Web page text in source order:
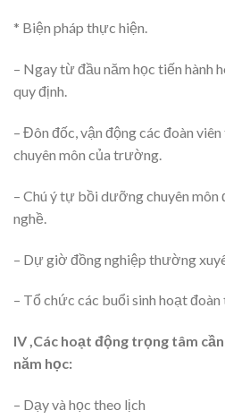
* Biện pháp thực hiện.
– Ngay từ đầu năm học tiến hành
quy định.
– Đôn đốc, vận động các đoàn
chuyên môn của trường.
– Chú ý tự bồi dưỡng chuyên môn
nghề.
– Dự giờ đồng nghiệp thường
– Tổ chức các buổi sinh hoạt đoàn
IV ,Các hoạt động trọng tâm
năm học:
– Dạy và học theo lịch